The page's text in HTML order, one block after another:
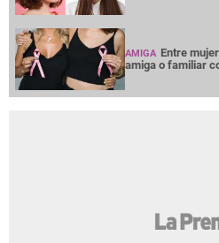
AMIGA Entre
amiga o familiar